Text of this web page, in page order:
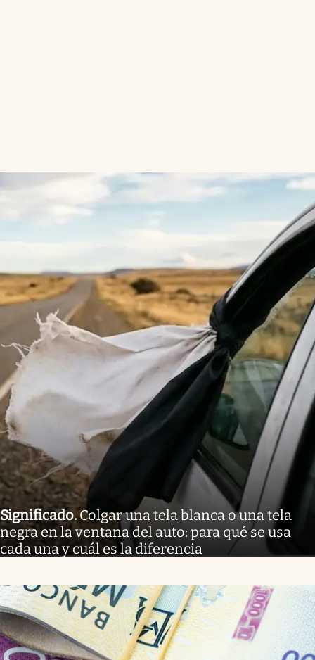
Significado.Colgar una tela blanca o una tela
negra en la ventana del auto: para qué se usa
cada una y cuál es la diferencia